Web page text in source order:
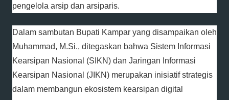
pengelola arsip dan arsiparis.
Dalam sambutan Bupati Kampar yang disampaikan oleh
Muhammad, M.Si., ditegaskan bahwa Sistem Informasi
Kearsipan Nasional (SIKN) dan Jaringan Informasi
Kearsipan Nasional (JIKN) merupakan inisiatif strategis
dalam membangun ekosistem kearsipan digital